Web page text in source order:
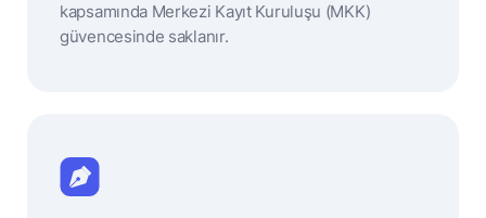
kapsamında Merkezi Kayıt Kuruluşu (MKK)
güvencesinde saklanır.